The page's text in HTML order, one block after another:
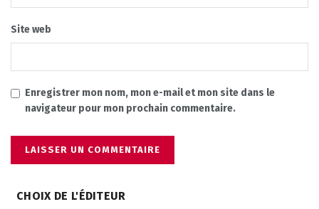
Site web
Enregistrer mon nom, mon e-mail et mon site dans le
navigateur pour mon prochain commentaire.
CHOIX DE L'ÉDITEUR